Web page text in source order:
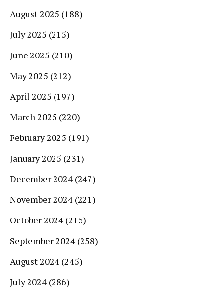
August 2025 (188)
July 2025 (215)
June 2025 (210)
May 2025 (212)
April 2025 (197)
March 2025 (220)
February 2025 (191)
January 2025 (231)
December 2024 (247)
November 2024 (221)
October 2024 (215)
September 2024 (258)
August 2024 (245)
July 2024 (286)